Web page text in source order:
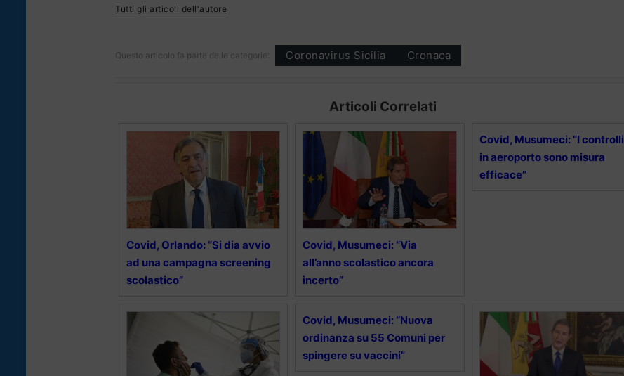
Tutti gli articoli dell'autore
Questo articolo fa parte delle categorie: Coronavirus Sicilia Cronaca
Articoli Correlati
Covid, Orlando: “Si dia avvio
ad una campagna screening
scolastico”
Covid, Musumeci: “Via
all’anno scolastico ancora
incerto”
Covid, Musumeci: “I controlli
in aeroporto sono misura
efficace”
Covid, Musumeci: “Nuova
ordinanza su 55 Comuni per
spingere su vaccini”